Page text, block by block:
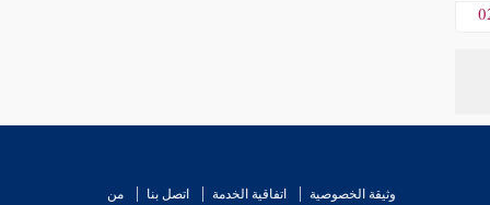
وثيقة الخصوصية اتفاقية الخدمة اتصل بنا
من